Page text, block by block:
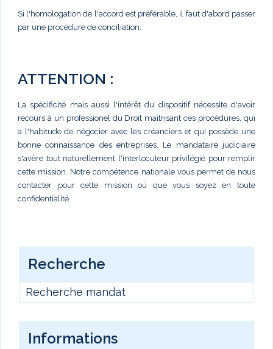
Si l'homologation de l'accord est préférable, il faut d'abord passer
par une procédure de conciliation.
ATTENTION :
La spécificité mais aussi l'intérêt du dispositif nécessite d'avoir
recours à un professionel du Droit maîtrisant ces procédures, qui
a l'habitude de négocier avec les créanciers et qui possède une
bonne connaissance des entreprises. Le mandataire judiciaire
s'avère tout naturellement l'interlocuteur privilégié pour remplir
cette mission. Notre compétence nationale vous permet de nous
contacter pour cette mission où que vous soyez en toute
confidentialité.
Recherche
Recherche mandat
Informations